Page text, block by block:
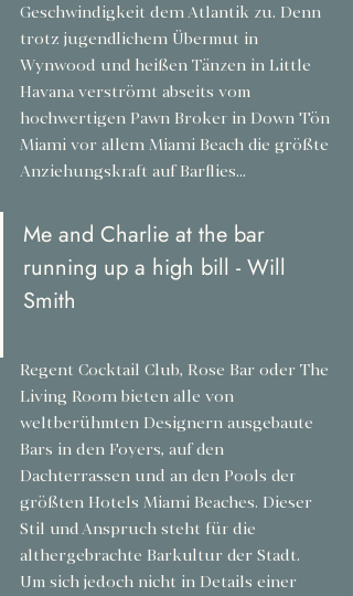
Geschwindigkeit dem Atlantik zu. Denn
trotz jugendlichem Übermut in
Wynwood und heißen Tänzen in Little
Havana verströmt abseits vom
hochwertigen Pawn Broker in Down Tön
Miami vor allem Miami Beach die größte
Anziehungskraft auf Barflies…
Me and Charlie at the bar
running up a high bill - Will
Smith
Regent Cocktail Club, Rose Bar oder The
Living Room bieten alle von
weltberühmten Designern ausgebaute
Bars in den Foyers, auf den
Dachterrassen und an den Pools der
größten Hotels Miami Beaches. Dieser
Stil und Anspruch steht für die
althergebrachte Barkultur der Stadt.
Um sich jedoch nicht in Details einer